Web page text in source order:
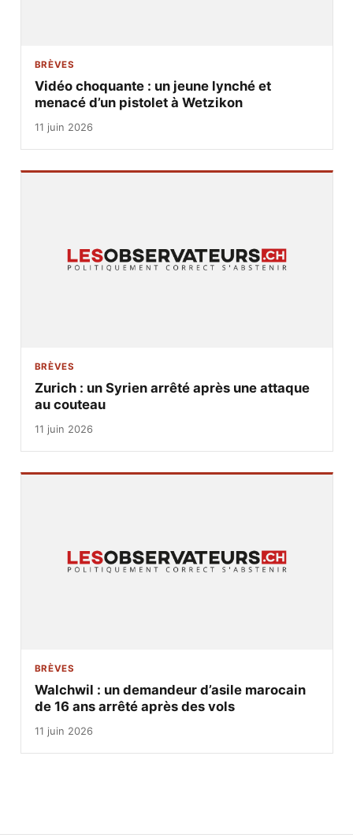
BRÈVES
Vidéo choquante : un jeune lynché et
menacé d’un pistolet à Wetzikon
11 juin 2026
BRÈVES
Zurich : un Syrien arrêté après une attaque
au couteau
11 juin 2026
BRÈVES
Walchwil : un demandeur d’asile marocain
de 16 ans arrêté après des vols
11 juin 2026